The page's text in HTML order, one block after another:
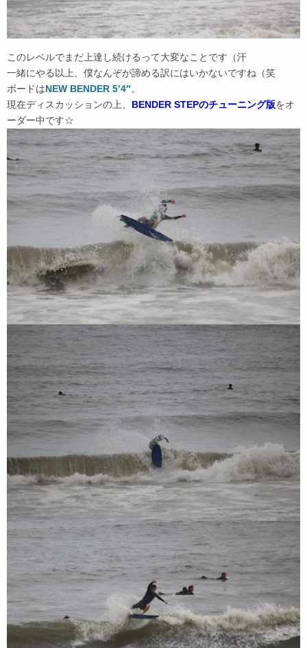
このレベルでまだ上達し続けるって大変なことです（汗
一緒にやる以上、僕なんぞが諦める訳にはいかないですね（笑
ボードはNEW BENDER 5’4″。
現在ディスカッションの上、 BENDER STEPのチューニング版をオ
ーダー中です☆